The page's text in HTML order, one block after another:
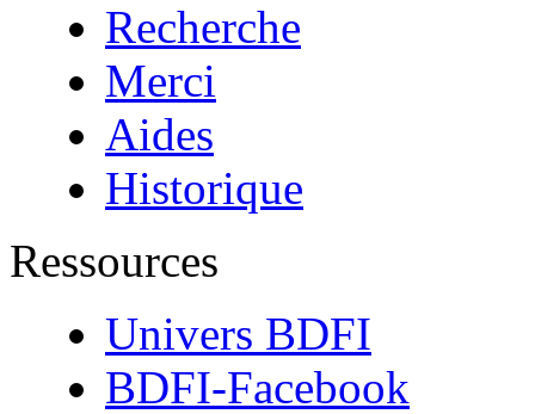
Recherche
Merci
Aides
Historique
Ressources
Univers BDFI
BDFI-Facebook